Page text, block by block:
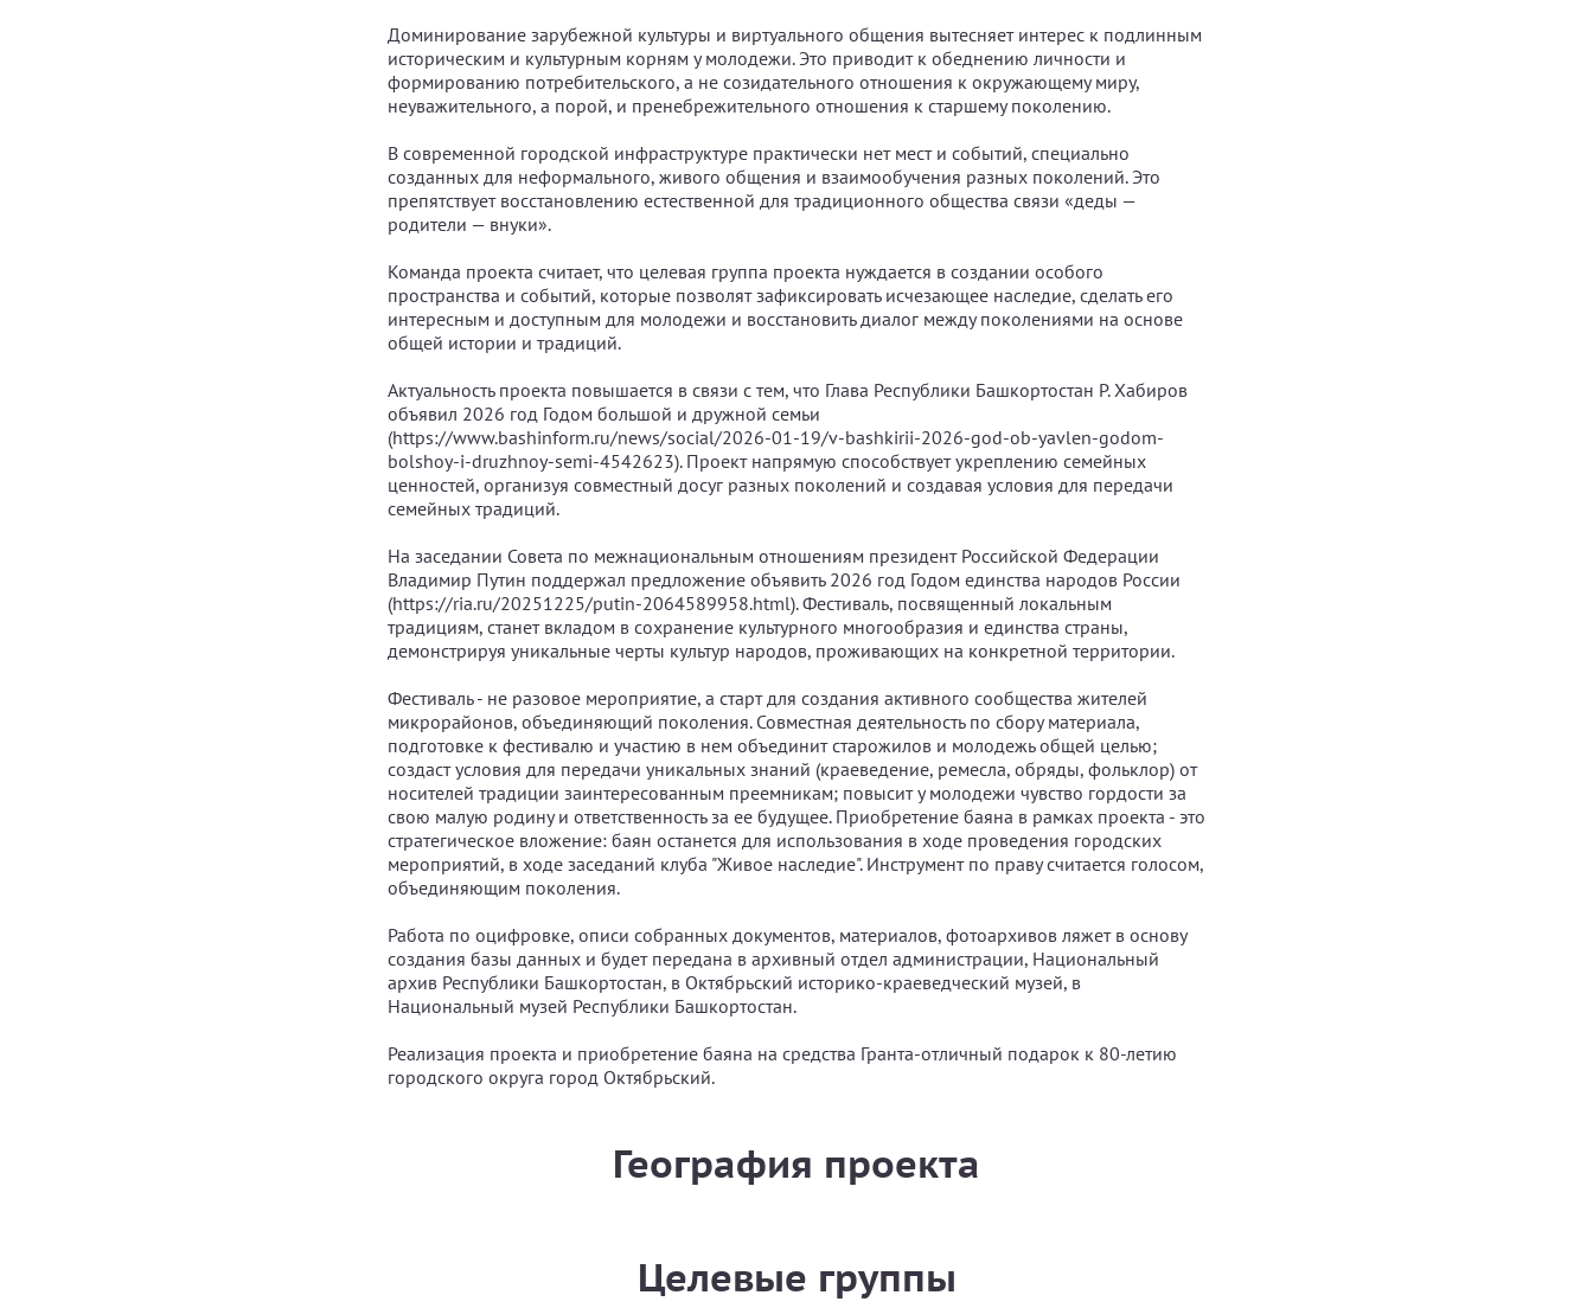
Доминирование зарубежной культуры и виртуального общения вытесняет интерес к подлинным
историческим и культурным корням у молодежи. Это приводит к обеднению личности и
формированию потребительского, а не созидательного отношения к окружающему миру,
неуважительного, а порой, и пренебрежительного отношения к старшему поколению.
В современной городской инфраструктуре практически нет мест и событий, специально
созданных для неформального, живого общения и взаимообучения разных поколений. Это
препятствует восстановлению естественной для традиционного общества связи «деды —
родители — внуки».
Команда проекта считает, что целевая группа проекта нуждается в создании особого
пространства и событий, которые позволят зафиксировать исчезающее наследие, сделать его
интересным и доступным для молодежи и восстановить диалог между поколениями на основе
общей истории и традиций.
Актуальность проекта повышается в связи с тем, что Глава Республики Башкортостан Р. Хабиров
объявил 2026 год Годом большой и дружной семьи
(https://www.bashinform.ru/news/social/2026-01-19/v-bashkirii-2026-god-ob-yavlen-godom-
bolshoy-i-druzhnoy-semi-4542623). Проект напрямую способствует укреплению семейных
ценностей, организуя совместный досуг разных поколений и создавая условия для передачи
семейных традиций.
На заседании Совета по межнациональным отношениям президент Российской Федерации
Владимир Путин поддержал предложение объявить 2026 год Годом единства народов России
(https://ria.ru/20251225/putin-2064589958.html). Фестиваль, посвященный локальным
традициям, станет вкладом в сохранение культурного многообразия и единства страны,
демонстрируя уникальные черты культур народов, проживающих на конкретной территории.
Фестиваль - не разовое мероприятие, а старт для создания активного сообщества жителей
микрорайонов, объединяющий поколения. Совместная деятельность по сбору материала,
подготовке к фестивалю и участию в нем объединит старожилов и молодежь общей целью;
создаст условия для передачи уникальных знаний (краеведение, ремесла, обряды, фольклор) от
носителей традиции заинтересованным преемникам; повысит у молодежи чувство гордости за
свою малую родину и ответственность за ее будущее. Приобретение баяна в рамках проекта - это
стратегическое вложение: баян останется для использования в ходе проведения городских
мероприятий, в ходе заседаний клуба "Живое наследие". Инструмент по праву считается голосом,
объединяющим поколения.
Работа по оцифровке, описи собранных документов, материалов, фотоархивов ляжет в основу
создания базы данных и будет передана в архивный отдел администрации, Национальный
архив Республики Башкортостан, в Октябрьский историко-краеведческий музей, в
Национальный музей Республики Башкортостан.
Реализация проекта и приобретение баяна на средства Гранта-отличный подарок к 80-летию
городского округа город Октябрьский.
География проекта
Целевые группы